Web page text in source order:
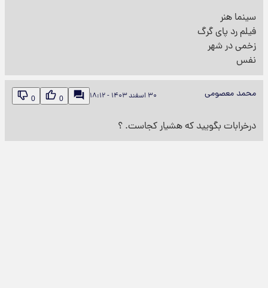
سینما هنر
فیلم رد پای گرگ
زخمی در شهر
نفس
محمد معصومی ۳۰ اسفند ۱۴۰۳ - ۱۸:۱۲ 0
0
درخرابات بگویید که هشیار کجاست. ؟